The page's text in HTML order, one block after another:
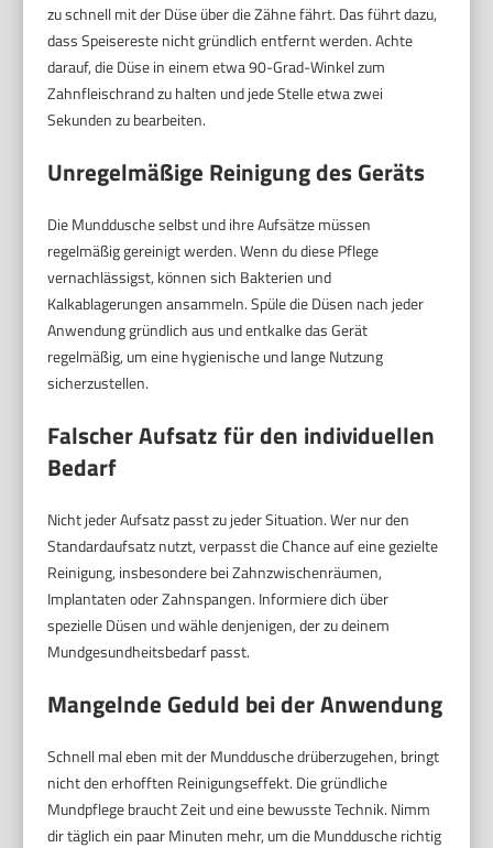
zu schnell mit der Düse über die Zähne fährt. Das führt dazu,
dass Speisereste nicht gründlich entfernt werden. Achte
darauf, die Düse in einem etwa 90-Grad-Winkel zum
Zahnfleischrand zu halten und jede Stelle etwa zwei
Sekunden zu bearbeiten.
Unregelmäßige Reinigung des Geräts
Die Munddusche selbst und ihre Aufsätze müssen
regelmäßig gereinigt werden. Wenn du diese Pflege
vernachlässigst, können sich Bakterien und
Kalkablagerungen ansammeln. Spüle die Düsen nach jeder
Anwendung gründlich aus und entkalke das Gerät
regelmäßig, um eine hygienische und lange Nutzung
sicherzustellen.
Falscher Aufsatz für den individuellen
Bedarf
Nicht jeder Aufsatz passt zu jeder Situation. Wer nur den
Standardaufsatz nutzt, verpasst die Chance auf eine gezielte
Reinigung, insbesondere bei Zahnzwischenräumen,
Implantaten oder Zahnspangen. Informiere dich über
spezielle Düsen und wähle denjenigen, der zu deinem
Mundgesundheitsbedarf passt.
Mangelnde Geduld bei der Anwendung
Schnell mal eben mit der Munddusche drüberzugehen, bringt
nicht den erhofften Reinigungseffekt. Die gründliche
Mundpflege braucht Zeit und eine bewusste Technik. Nimm
dir täglich ein paar Minuten mehr, um die Munddusche richtig